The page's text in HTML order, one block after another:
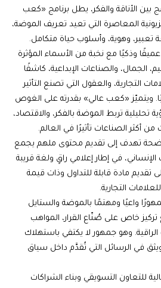
الأناقة والفكر، يطل برنامج «كعب
المعاصرة التي تعيد تعريف الموضة،
وهوية، وأسلوب حياة متكامل.
عميقًا وذكيًا مع نخبة من الأسماء المؤثرة
الجمال، والصناعات الإبداعية، كاشفًا
التجارية، والعقول التي تصنع التأثير
ويتميّز «كعب عالي» بقدرته على الغوص
تحليلية تربط الموضة بالفكر، والاقتصاد،
أكثر الصناعات تأثيرًا في العالم.
تهدف إلى تقديم محتوى ملهم يجمع
الإنساني، في إطار إعلامي راقٍ ولغة قريبة
مادة قابلة للتداول وذات قيمة
التجارية.
واعيًا ومهتمًا بالموضة والستايل
تركيز خاص على صُنّاع القرار، المواهب
وهو جمهور لا يكتفي باستهلاك
في الرسائل التي تُقدَّم داخل سياق
للتعاون التسويقي وبناء الشراكات